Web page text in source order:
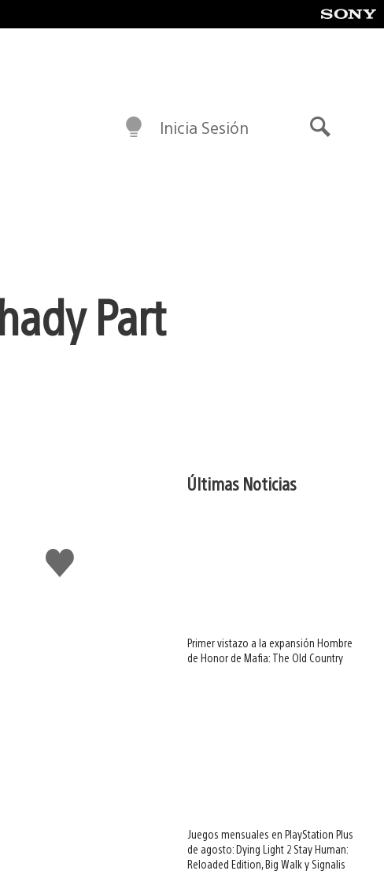
Inicia Sesión
Part
Me
gusta
Últimas Noticias
Primer vistazo a la expansión Hombre
de Honor de Mafia: The Old Country
Juegos mensuales en PlayStation Plus
de agosto: Dying Light 2 Stay Human:
Reloaded Edition, Big Walk y Signalis